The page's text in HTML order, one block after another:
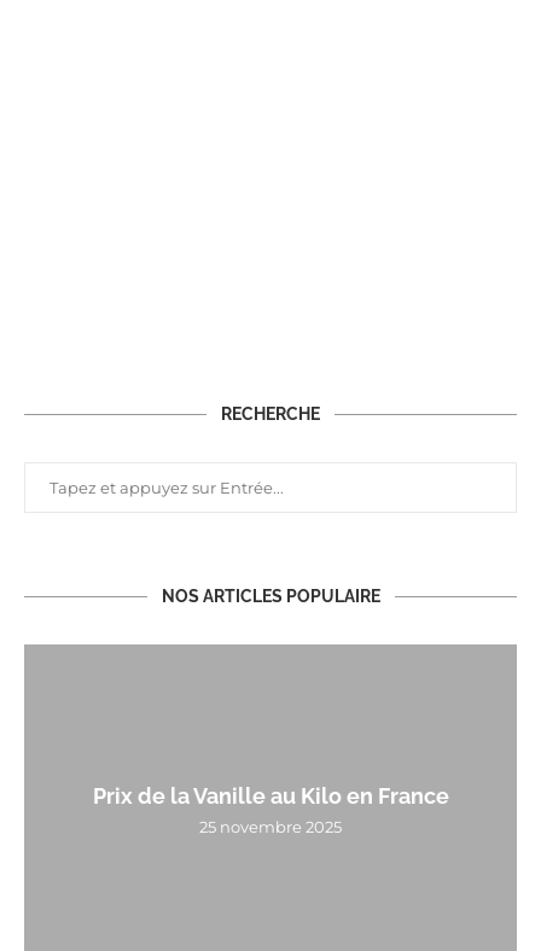
RECHERCHE
NOS ARTICLES POPULAIRE
Prix de la Vanille au Kilo en France
25 novembre 2025